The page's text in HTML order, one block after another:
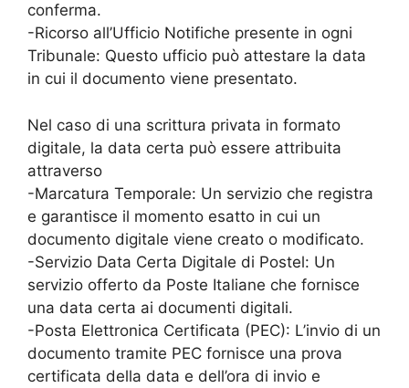
conferma.
-Ricorso all’Ufficio Notifiche presente in ogni
Tribunale: Questo ufficio può attestare la data
in cui il documento viene presentato.
Nel caso di una scrittura privata in formato
digitale, la data certa può essere attribuita
attraverso
-Marcatura Temporale: Un servizio che registra
e garantisce il momento esatto in cui un
documento digitale viene creato o modificato.
-Servizio Data Certa Digitale di Postel: Un
servizio offerto da Poste Italiane che fornisce
una data certa ai documenti digitali.
-Posta Elettronica Certificata (PEC): L’invio di un
documento tramite PEC fornisce una prova
certificata della data e dell’ora di invio e